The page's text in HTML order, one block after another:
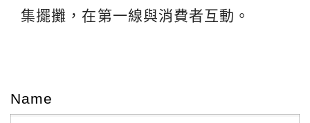
集擺攤，在第一線與消費者互動。
Name